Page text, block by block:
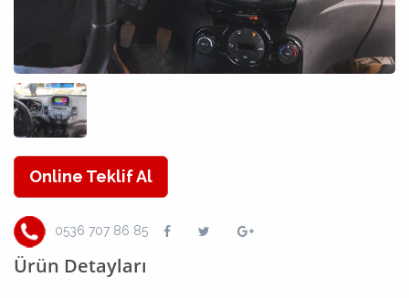
Online Teklif Al
0536 707 86 85
Ürün Detayları